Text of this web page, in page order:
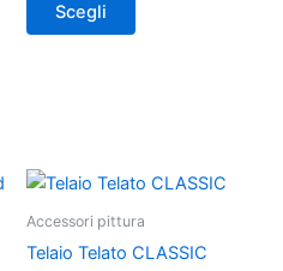
Scegli
essere
prodotto
Accessori pittura
Telaio Telato CLASSIC
Fascia
prezzo:
3,50 €
Questo